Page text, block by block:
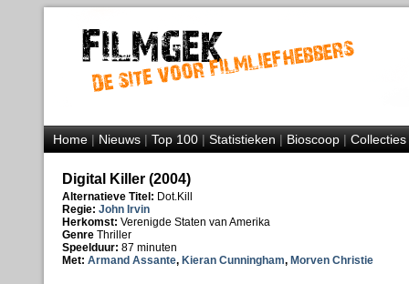
Home|Nieuws|Top 100|Statistieken|Bioscoop|Collecties
Digital Killer (2004)
Alternatieve Titel: Dot.Kill
Regie: John Irvin
Herkomst: Verenigde Staten van Amerika
Genre Thriller
Speelduur: 87 minuten
Met: Armand Assante, Kieran Cunningham, Morven Christie